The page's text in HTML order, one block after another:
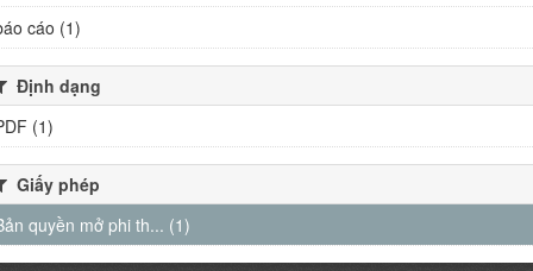
cáo (1)
Định dạng
(1)
Giấy phép
quyền mở phi th... (1)